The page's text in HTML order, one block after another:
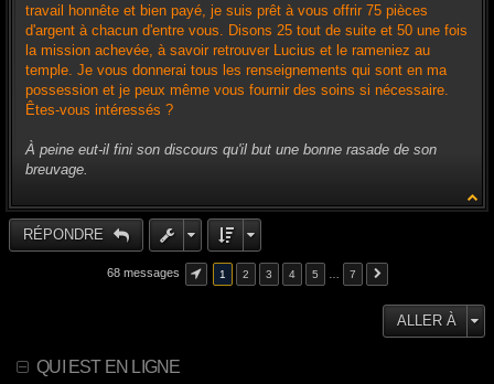
travail honnête et bien payé, je suis prêt à vous offrir 75 pièces
d'argent à chacun d'entre vous. Disons 25 tout de suite et 50 une fois
la mission achevée, à savoir retrouver Lucius et le rameniez au
temple. Je vous donnerai tous les renseignements qui sont en ma
possession et je peux même vous fournir des soins si nécessaire.
Êtes-vous intéressés ?
À peine eut-il fini son discours qu'il but une bonne rasade de son
breuvage.
RÉPONDRE
68 messages 1 2 3 4 5 7
ALLER À
QUI EST EN LIGNE